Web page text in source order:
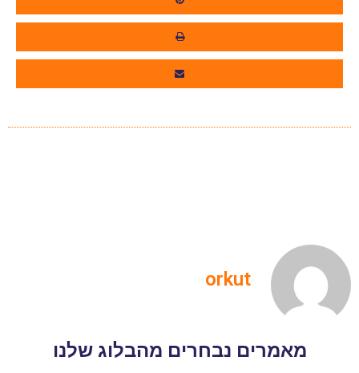
orkut
מאמרים נבחרים מהבלוג שלנו